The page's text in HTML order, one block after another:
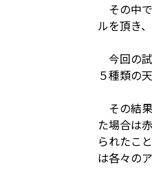
その中
ルを頂き
今回の
５種類の
その結
た場合は
られたこ
は各々の